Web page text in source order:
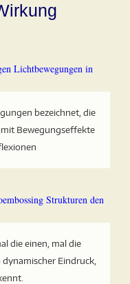
bezeichnet, die
Bewegungseffekte
die einen, mal die
Eindruck,